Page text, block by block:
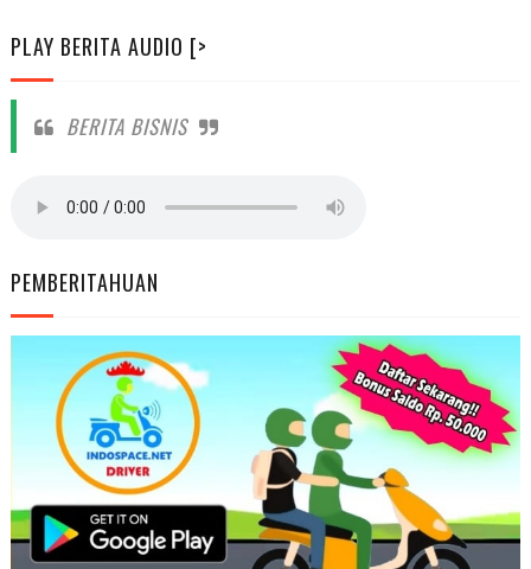
PLAY BERITA AUDIO [>
BERITA BISNIS
PEMBERITAHUAN